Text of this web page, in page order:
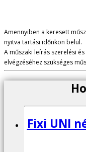
Amennyiben a keresett
nyitva tartási időnkön belül.
A műszaki leírás szerelési
elvégzéséhez szükséges
Fixi UNI